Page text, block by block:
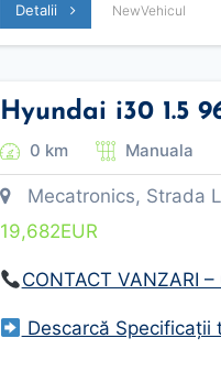
Detalii NewVehicul
Hyundai i30 1.5
0 km Manuala
Mecatronics, Strada
19,682EUR
CONTACT VANZARI
Descarcă Specificații